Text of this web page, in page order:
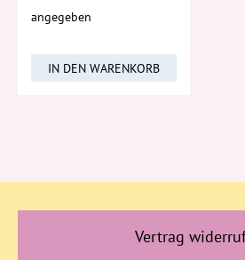
angegeben
IN DEN WARENKORB
Vertrag